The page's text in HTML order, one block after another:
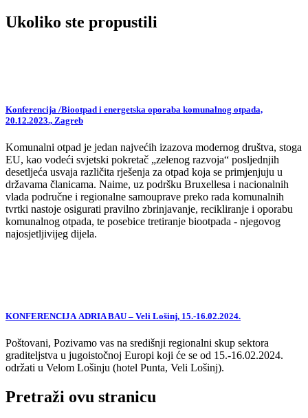
Ukoliko ste propustili
Konferencija /Biootpad i energetska oporaba komunalnog otpada,
20.12.2023., Zagreb
Komunalni otpad je jedan najvećih izazova modernog društva, stoga
EU, kao vodeći svjetski pokretač „zelenog razvoja“ posljednjih
desetljeća usvaja različita rješenja za otpad koja se primjenjuju u
državama članicama. Naime, uz podršku Bruxellesa i nacionalnih
vlada područne i regionalne samouprave preko rada komunalnih
tvrtki nastoje osigurati pravilno zbrinjavanje, recikliranje i oporabu
komunalnog otpada, te posebice tretiranje biootpada - njegovog
najosjetljivijeg dijela.
KONFERENCIJA ADRIA BAU – Veli Lošinj, 15.-16.02.2024.
Poštovani, Pozivamo vas na središnji regionalni skup sektora
graditeljstva u jugoistočnoj Europi koji će se od 15.-16.02.2024.
održati u Velom Lošinju (hotel Punta, Veli Lošinj).
Pretraži ovu stranicu